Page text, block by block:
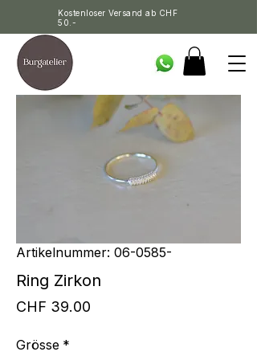
Kostenloser Versand ab CHF
50.-
Artikelnummer: 06-0585-
Ring Zirkon
CHF 39.00
Grösse *